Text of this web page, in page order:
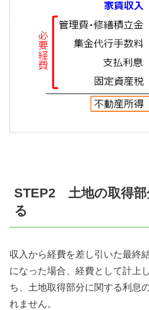
STEP2 土地の取得部
る
収入から経費を差し引いた最終
になった場合、経費として計上
ち、土地取得部分に関する利息
れません。